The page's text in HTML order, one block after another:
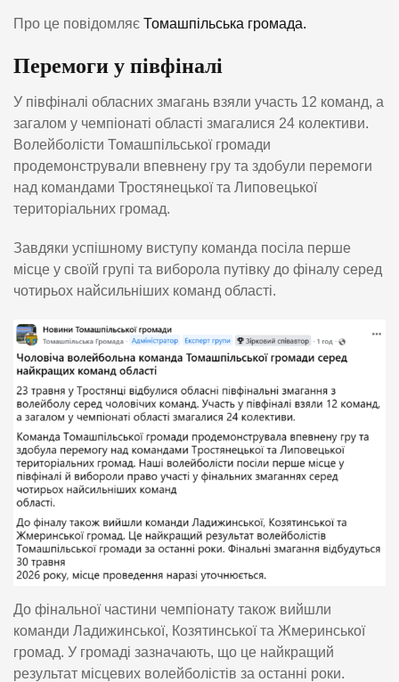
Про це повідомляє Томашпільська громада.
Перемоги у півфіналі
У півфіналі обласних змагань взяли участь 12 команд, а
загалом у чемпіонаті області змагалися 24 колективи.
Волейболісти Томашпільської громади
продемонстрували впевнену гру та здобули перемоги
над командами Тростянецької та Липовецької
територіальних громад.
Завдяки успішному виступу команда посіла перше
місце у своїй групі та виборола путівку до фіналу серед
чотирьох найсильніших команд області.
До фінальної частини чемпіонату також вийшли
команди Ладижинської, Козятинської та Жмеринської
громад. У громаді зазначають, що це найкращий
результат місцевих волейболістів за останні роки.